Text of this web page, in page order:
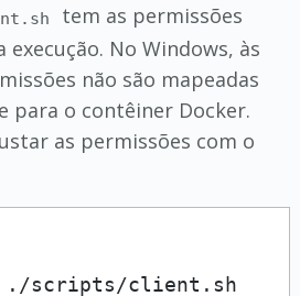
tem as permissões
No Windows, às
não são mapeadas
para o contêiner Docker.
as permissões com o